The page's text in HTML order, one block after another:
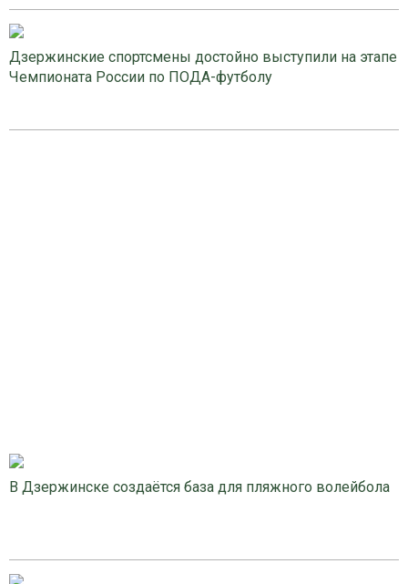
Дзержинские спортсмены достойно выступили на этапе
Чемпионата России по ПОДА-футболу
В Дзержинске создаётся база для пляжного волейбола